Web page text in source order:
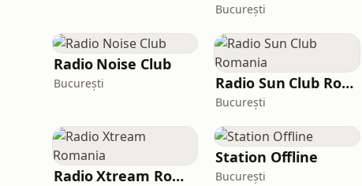
București
Radio Noise Club
București Radio Sun Club Romania
București
Radio Xtream Romania
Station Offline
București